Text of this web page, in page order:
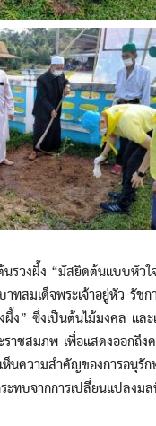
ผึ้ง “มัสยิดต้นแบบหัวใ
ทสมเด็จพระเจ้าอยู่หัว รัช
ง” ซึ่งเป็นต้นไม้มงคล แ
ราชสมภพ เพื่อแสดงออก
ห็นความสำคัญของการอนุ
ะทบจากการเปลี่ยนแป